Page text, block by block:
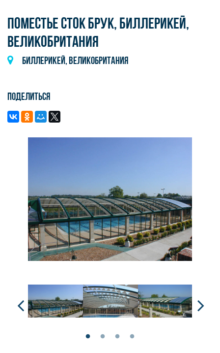
ПОМЕСТЬЕ СТОК БРУК, БИЛЛЕРИКЕЙ,
ВЕЛИКОБРИТАНИЯ
Биллерикей, Великобритания
Поделиться